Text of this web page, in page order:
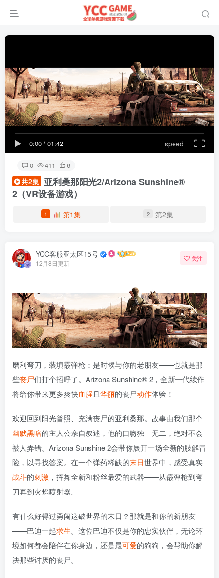
0:00 / 01:42 speed
0 411 6
共2集 亚利桑那阳光2/Arizona Sunshine®
2 （VR设备游戏）
1 第1集 2 第2集
YCC客服亚太区15号
12月8日更新
关注
磨利弯刀，装填霰弹枪：是时候与你的老朋友——也就是那
些丧尸们打个招呼了。Arizona Sunshine® 2，全新一代续作
将给你带来更多爽快血腥且华丽的丧尸动作体验！
欢迎回到阳光普照、充满丧尸的亚利桑那。故事由我们那个
幽默黑暗的主人公亲自叙述，他的口吻独一无二，绝对不会
被人弄错。Arizona Sunshine 2会带你展开一场全新的肢解冒
险，以寻找答案。在一个弹药稀缺的末日世界中，感受真实
战斗的刺激 ，挥舞全新和粉丝最爱的武器——从霰弹枪到弯
刀再到火焰喷射器。
有什么好得过勇闯这破世界的末日？那就是和你的新朋友
——巴迪一起求生。这位巴迪不仅是你的忠实伙伴，无论环
境如何都会陪伴在你身边，还是最可爱的狗狗，会帮助你解
决那些讨厌的丧尸。